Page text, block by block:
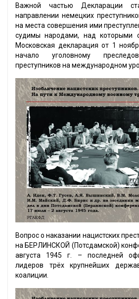
Важной частью Декларации
направлении немецких
на места совершения ими
судимы народами, над которыми
Московская декларация от 1
начало уголовному
преступников на международном
Вопрос о наказании нацистских
на БЕРЛИНСКОЙ (Потсдамской)
августа 1945 г. – последней
лидеров трёх крупнейших держав
коалиции.